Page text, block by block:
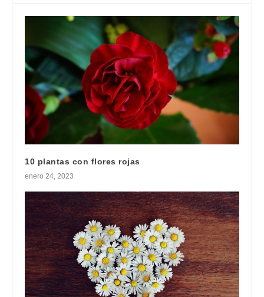
10 plantas con flores rojas
enero 24, 2023